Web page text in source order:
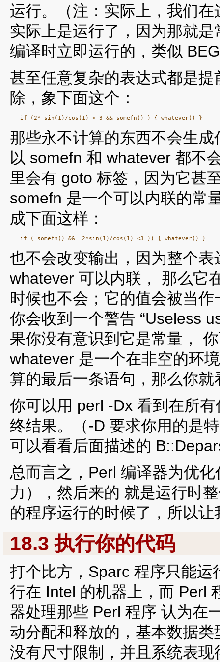
运行。（注：实际上，我们
实际上是运行了，因为那就
编译时立即运行的，类似
甚至任意复杂的表达式都是
除，象下面这个：
那些永不计算的东西不会生
以 somefn 和 whatever 都不
里会有 goto 标签，因为它甚
somefn 是一个可以内联的常
成下面这样：
也不会改变输出，因为整个
whatever 可以内联， 那么它
时候也不会；它的值会被当
你会收到一个警告 “Useless
果你没有意识到它是常量，
whatever 是一个在非空的环
算的最后一条语句，那么你就
你可以用 perl -Dx 看到在所
终结果。（-D 要求你用的是
可以看看后面描述的
总而言之，Perl 编译器为优
力），然后来的 就是运行时
的程序运行的时候了，所以
18.3 执行你的代码
打个比方，Sparc 程序只能
行在 Intel 的机器上，而 Perl
器处理那些 Perl 程序 认为在
动分配和释放的，基本数据
没有尺寸限制，并且系统表